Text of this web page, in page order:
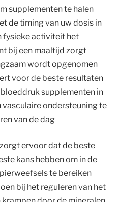
supplementen te halen
de timing van uw dosis in
fysieke activiteit het
bij een maaltijd zorgt
wordt opgenomen
voor de beste resultaten
supplementen in
vasculaire ondersteuning te
van de dag
ervoor dat de beste
kans hebben om in de
te bereiken
bij het reguleren van het